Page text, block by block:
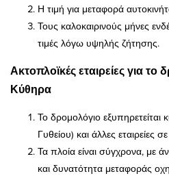
Η τιμή για μεταφορά
Τους καλοκαιρινούς μήνες
τιμές λόγω υψηλής ζήτησης.
Ακτοπλοϊκές εταιρείες για το
Κύθηρα
Το δρομολόγιο εξυπηρετείται
Γυθείου) και άλλες εταιρείες
Τα πλοία είναι σύγχρονα, με
και δυνατότητα μεταφοράς